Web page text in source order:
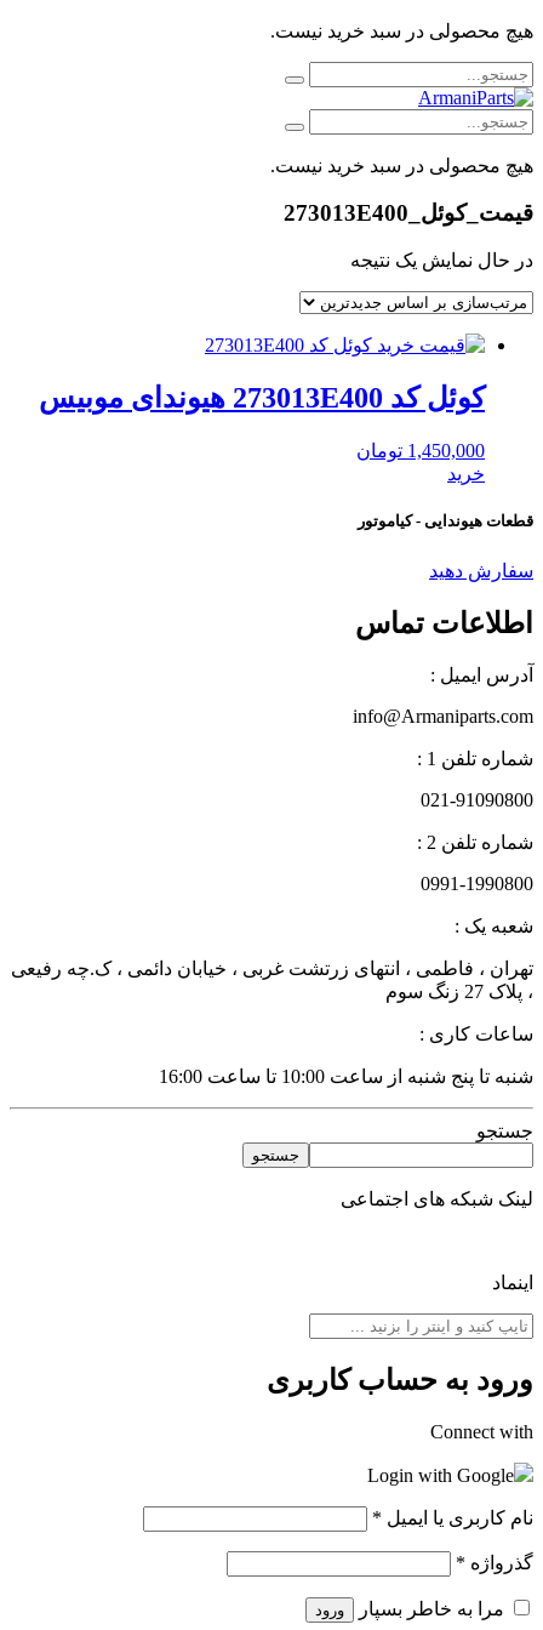
هیچ محصولی در سبد خرید نیست.
هیچ محصولی در سبد خرید نیست.
قیمت_کوئل_273013E400
در حال نمایش یک نتیجه
کوئل کد 273013E400 هیوندای موبیس
1,450,000 تومان
خرید
قطعات هیوندایی - کیاموتور
سفارش دهید
اطلاعات تماس
آدرس ایمیل :
info@Armaniparts.com
شماره تلفن 1 :
021-91090800
شماره تلفن 2 :
0991-1990800
شعبه یک :
تهران ، فاطمی ، انتهای زرتشت غربی ، خیابان دائمی ، ک.چه رفیعی
، پلاک 27 زنگ سوم
ساعات کاری :
شنبه تا پنج شنبه از ساعت 10:00 تا ساعت 16:00
جستجو
جستجو
لینک شبکه های اجتماعی
اینماد
ورود به حساب کاربری
Connect with
Login with Google
نام کاربری یا ایمیل *
گذرواژه *
مرا به خاطر بسپار ورود